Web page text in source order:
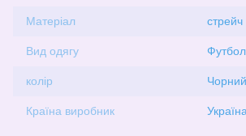
Матеріал стрейч
Вид одягу
колір Чорний
Країна виробник Україна